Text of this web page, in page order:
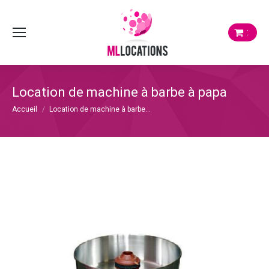
:
Location de machine à barbe à papa
Vous êtes ici :
Accueil Location de machine à barbe…